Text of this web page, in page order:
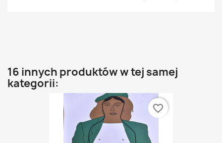
16 innych produktów w tej samej
kategorii:
favorite_border